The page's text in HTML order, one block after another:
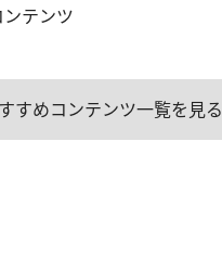
テンツ
すめコンテンツ一覧を見る